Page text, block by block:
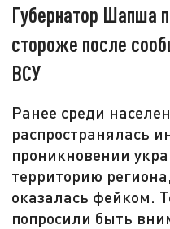
Губернатор Шапша
стороже после
ВСУ
Ранее среди
распространялась
проникновении
территорию
оказалась фейком.
попросили быть